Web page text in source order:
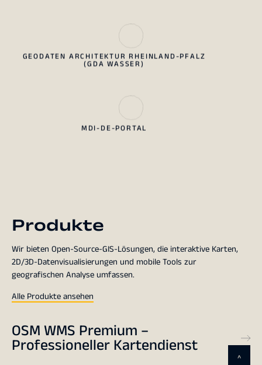
^
GEODATEN ARCHITEKTUR RHEINLAND-PFALZ
(GDA WASSER)
MDI-DE-PORTAL
Produkte
Wir bieten Open-Source-GIS-Lösungen, die interaktive Karten,
2D/3D-Datenvisualisierungen und mobile Tools zur
geografischen Analyse umfassen.
Alle Produkte ansehen
OSM WMS Premium –
Professioneller Kartendienst